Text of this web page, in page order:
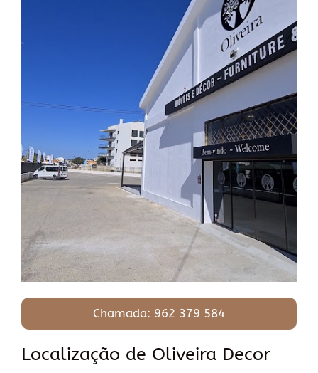
Chamada: 962 379 584
Localização de Oliveira Decor